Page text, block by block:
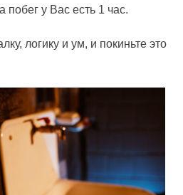
у Вас есть 1 час.
логику и ум, и покиньте это